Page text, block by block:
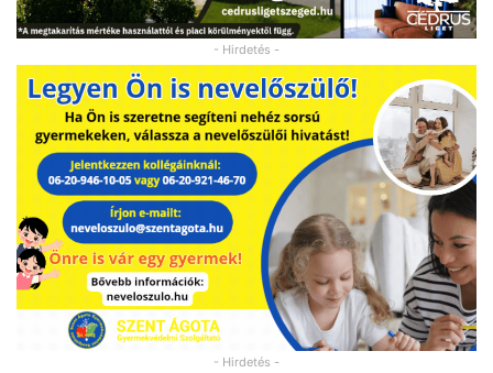
- Hirdetés -
- Hirdetés -